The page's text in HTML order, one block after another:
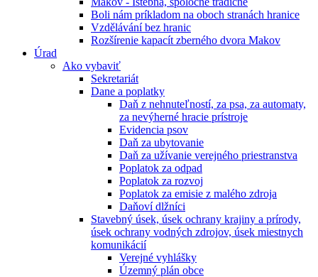
Boli nám príkladom na oboch stranách hranice
Vzdělávání bez hranic
Rozšírenie kapacít zberného dvora Makov
Úrad
Ako vybaviť
Sekretariát
Dane a poplatky
Daň z nehnuteľností, za psa, za automaty,
za nevýherné hracie prístroje
Evidencia psov
Daň za ubytovanie
Daň za užívanie verejného priestranstva
Poplatok za odpad
Poplatok za rozvoj
Poplatok za emisie z malého zdroja
Daňoví dlžníci
Stavebný úsek, úsek ochrany krajiny a prírody,
úsek ochrany vodných zdrojov, úsek miestnych
komunikácií
Verejné vyhlášky
Územný plán obce